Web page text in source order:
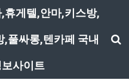
휴게텔,안마,키스방,
풀싸롱,텐카페 국내
사이트